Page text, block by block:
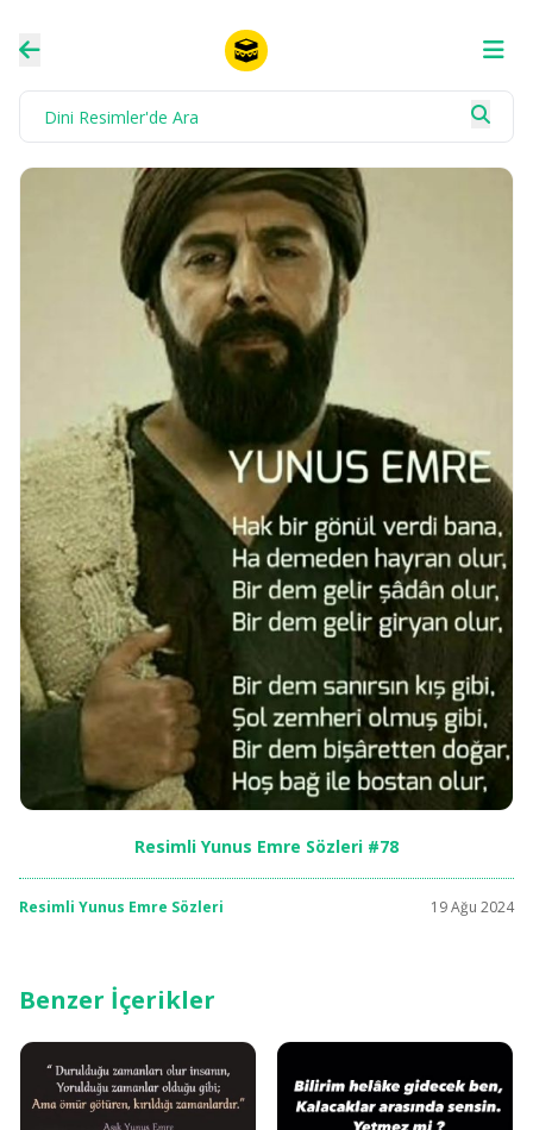
Resimli Yunus Emre Sözleri #78
Resimli Yunus Emre Sözleri 19 Ağu 2024
Benzer İçerikler